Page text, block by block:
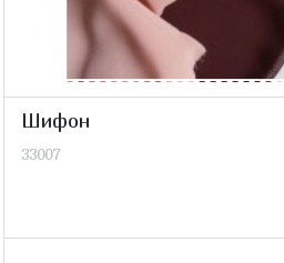
Шифон
33007